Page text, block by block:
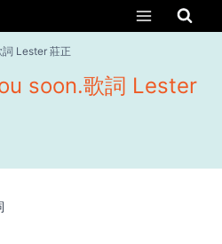
Lester 莊正
soon.歌詞 Lester